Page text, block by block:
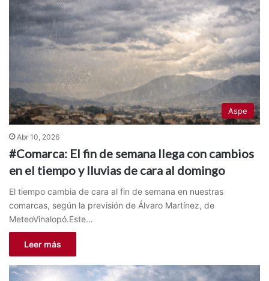
Aspe
Abr 10, 2026
#Comarca: El fin de semana llega con cambios
en el tiempo y lluvias de cara al domingo
El tiempo cambia de cara al fin de semana en nuestras
comarcas, según la previsión de Álvaro Martínez, de
MeteoVinalopó.Este…
Leer más